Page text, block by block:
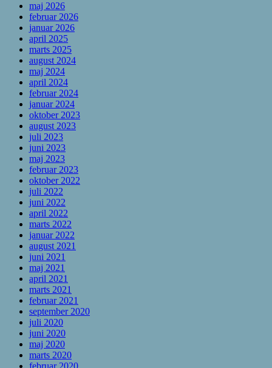
maj 2026
februar 2026
januar 2026
april 2025
marts 2025
august 2024
maj 2024
april 2024
februar 2024
januar 2024
oktober 2023
august 2023
juli 2023
juni 2023
maj 2023
februar 2023
oktober 2022
juli 2022
juni 2022
april 2022
marts 2022
januar 2022
august 2021
juni 2021
maj 2021
april 2021
marts 2021
februar 2021
september 2020
juli 2020
juni 2020
maj 2020
marts 2020